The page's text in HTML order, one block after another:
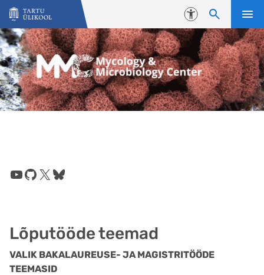
Liigu edasi põhisisu juurde
Juurdepääsetavus
Lõputööde teemad
VALIK BAKALAUREUSE- JA MAGISTRITÖÖDE
TEEMASID
YouTube
GitHub
X Bluesky